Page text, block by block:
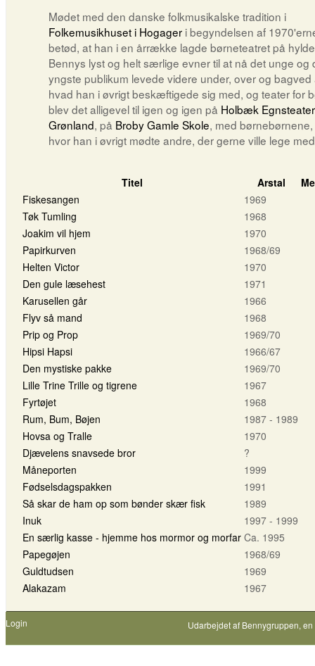
Mødet med den danske folkmusikalske tradition i
Folkemusikhuset i Hogager i begyndelsen af
betød, at han i en årrække lagde børneteatret på
Bennys lyst og helt særlige evner til at nå det unge og
yngste publikum levede videre under, over og bagved
hvad han i øvrigt beskæftigede sig med, og teater for
blev det alligevel til igen og igen på Holbæk Egnsteater
Grønland, på Broby Gamle Skole, med
hvor han i øvrigt mødte andre, der gerne ville lege
Titel Arstal
Fiskesangen
1969
Tøk Tumling
1968
Joakim vil hjem
1970
Papirkurven
1968/69
Helten Victor
1970
Den gule læsehest
1971
Karusellen går
1966
Flyv så mand
1968
Prip og Prop
1969/70
Hipsi Hapsi
1966/67
Den mystiske pakke
1969/70
Lille Trine Trille og tigrene
1967
Fyrtøjet
1968
Rum, Bum, Bøjen
1987 - 1989
Hovsa og Tralle
1970
Djævelens snavsede bror
?
Måneporten
1999
Fødselsdagspakken
1991
Så skar de ham op som bønder skær fisk
1989
Inuk
1997 - 1999
En særlig kasse - hjemme hos mormor og morfar Ca. 1995
Papegøjen
1968/69
Guldtudsen
1969
Alakazam
1967
Login Udarbejdet af Bennygruppen,